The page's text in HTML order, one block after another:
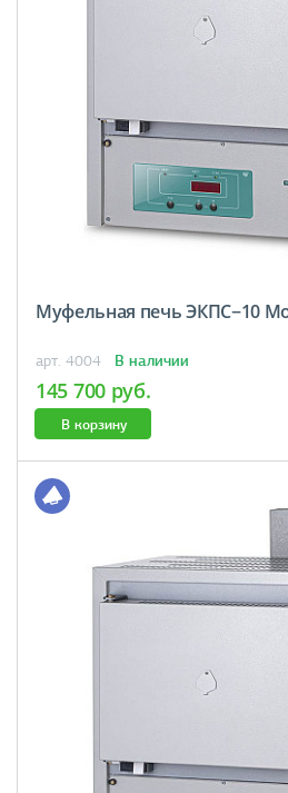
Муфельная печь ЭКПС−10
арт. 4004 В наличии
145 700 руб.
В корзину